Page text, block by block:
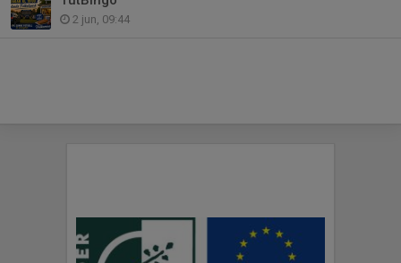
2 jun, 09:44